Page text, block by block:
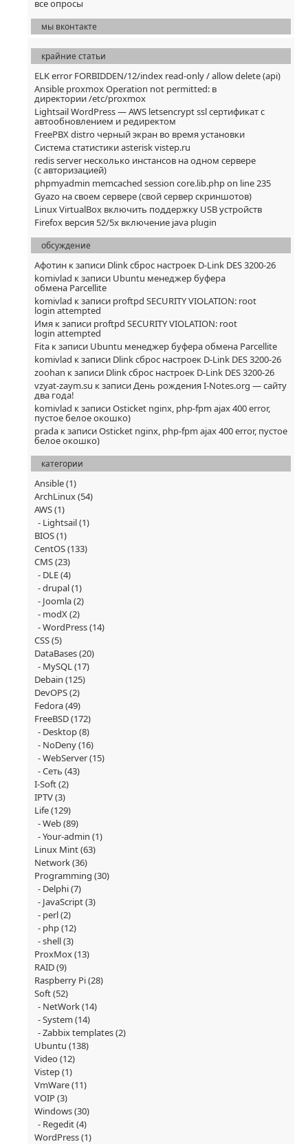
все опросы
мы вконтакте
крайние статьи
ELK error FORBIDDEN/12/index read-only / allow delete (api)
Ansible proxmox Operation not permitted: в
директории /etc/proxmox
Lightsail WordPress — AWS letsencrypt ssl сертификат с
автообновлением и редиректом
FreePBX distro черный экран во время установки
Система статистики asterisk vistep.ru
redis server несколько инстансов на одном сервере
(с авторизацией)
phpmyadmin memcached session core.lib.php on line 235
Gyazo на своем сервере (свой сервер скриншотов)
Linux VirtualBox включить поддержку USB устройств
Firefox версия 52/5x включение java plugin
обсуждение
Афотин к записи Dlink сброс настроек D-Link DES 3200-26
komivlad к записи Ubuntu менеджер буфера
обмена Parcellite
komivlad к записи proftpd SECURITY VIOLATION: root
login attempted
Имя к записи proftpd SECURITY VIOLATION: root
login attempted
Fita к записи Ubuntu менеджер буфера обмена Parcellite
komivlad к записи Dlink сброс настроек D-Link DES 3200-26
zoohan к записи Dlink сброс настроек D-Link DES 3200-26
vzyat-zaym.su к записи День рождения I-Notes.org — сайту
два года!
komivlad к записиOsticket nginx, php-fpm ajax 400 error,
пустое белое окошко)
prada к записиOsticket nginx, php-fpm ajax 400 error, пустое
белое окошко)
категории
Ansible(1)
ArchLinux(54)
AWS(1)
Lightsail(1)
BIOS(1)
CentOS(133)
CMS(23)
DLE(4)
drupal(1)
Joomla(2)
modX (2)
WordPress(14)
CSS(5)
DataBases(20)
MySQL (17)
Debain (125)
DevOPS(2)
Fedora(49)
FreeBSD(172)
Desktop(8)
NoDeny(16)
WebServer(15)
Сеть (43)
I-Soft(2)
IPTV(3)
Life(129)
Web(89)
Your-admin (1)
Linux Mint(63)
Network(36)
Programming (30)
Delphi(7)
JavaScript(3)
perl(2)
php(12)
shell(3)
ProxMox(13)
RAID(9)
Raspberry Pi(28)
Soft(52)
NetWork(14)
System (14)
Zabbix templates(2)
Ubuntu (138)
Video(12)
Vistep(1)
VmWare(11)
VOIP(3)
Windows(30)
Regedit(4)
WordPress(1)